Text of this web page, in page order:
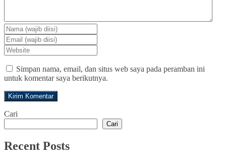
Simpan nama, email, dan situs web saya pada peramban ini
untuk komentar saya berikutnya.
Cari
Cari
Recent Posts